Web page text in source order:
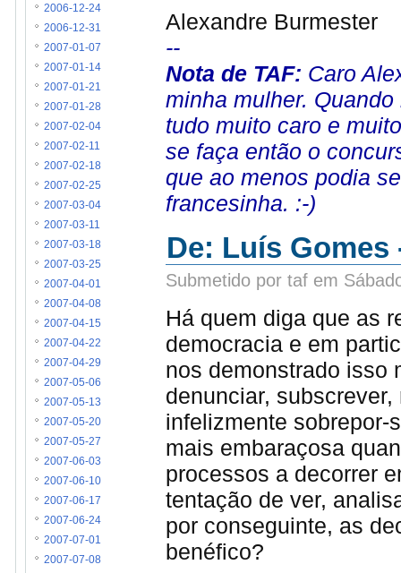
Alexandre Burmester
--
Nota de TAF: Caro
minha mulher.
tudo muito caro e
se faça então o
que ao menos podia
francesinha. :-)
De: Luís
Submetido por taf em
Há quem diga que as
democracia e em
nos demonstrado isso
denunciar,
infelizmente sobrepor-
mais embaraçosa
processos a decorrer
tentação de ver,
por conseguinte, as
benéfico?
2006-12-24
2006-12-31
2007-01-07
2007-01-14
2007-01-21
2007-01-28
2007-02-04
2007-02-11
2007-02-18
2007-02-25
2007-03-04
2007-03-11
2007-03-18
2007-03-25
2007-04-01
2007-04-08
2007-04-15
2007-04-22
2007-04-29
2007-05-06
2007-05-13
2007-05-20
2007-05-27
2007-06-03
2007-06-10
2007-06-17
2007-06-24
2007-07-01
2007-07-08